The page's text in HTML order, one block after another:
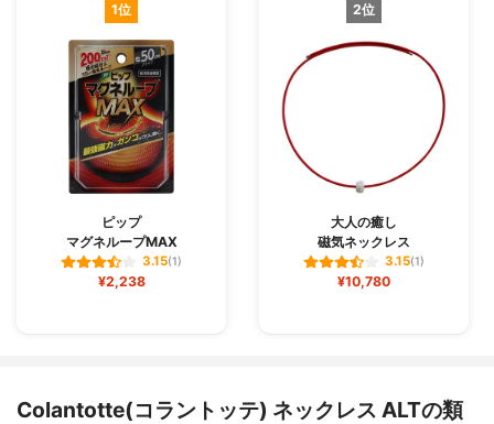
1位
ピップ
マグネループMAX
3.15(1)
¥2,238
2位
大人の癒し
磁気ネックレス
3.15(1)
¥10,780
Colantotte(コラントッテ) ネックレス ALTの類